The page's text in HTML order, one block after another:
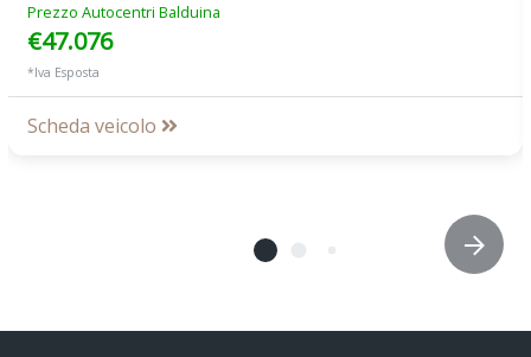
Prezzo Autocentri Balduina
€47.076
*Iva Esposta
Scheda veicolo